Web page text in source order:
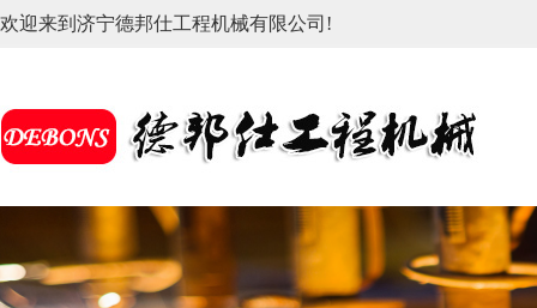
欢迎来到济宁德邦仕工程机械有限公司!